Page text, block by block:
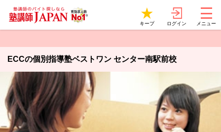
キープ ログイン メニュー
ECCの個別指導塾ベストワン センター南駅前校